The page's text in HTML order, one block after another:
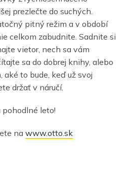
prezlečte do suchých.
pitný režim a v období
celkom zabudnite. Sadnite si
vietor, nech sa vám
sa do dobrej knihy, alebo
to bude, keď už svoj
držať v náručí.
pohodlné leto!
na www.otto.sk